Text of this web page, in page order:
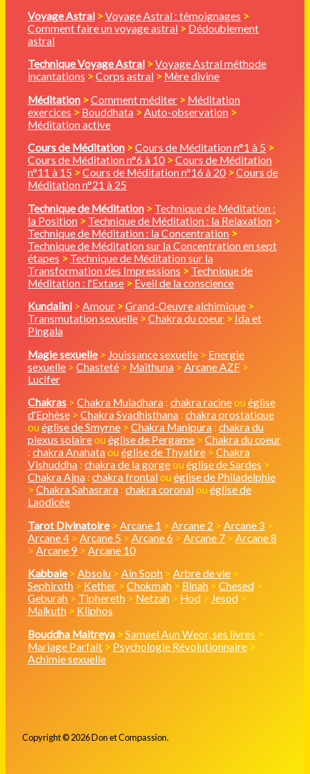
Voyage Astral >Voyage Astral : témoignages >
Comment faire un voyage astral > Dédoublement
astral
Technique Voyage Astral >Voyage Astral méthode
incantations >Corps astral > Mère divine
Méditation >Comment méditer > Méditation
exercices > Bouddhata >Auto-observation >
Méditation active
Cours de Méditation >Cours de Méditation n°1 à 5 >
Cours de Méditation n°6 à 10 >Cours de Méditation
n°11 à 15 >Cours de Méditation n°16 à 20 >Cours de
Méditation n°21 à 25
Technique de Méditation > Technique de Méditation :
la Position > Technique de Méditation : la Relaxation >
Technique de Méditation : la Concentration >
Technique de Méditation sur la Concentration en sept
étapes > Technique de Méditation sur la
Transformation des Impressions > Technique de
Méditation : l'Extase > Eveil de la conscience
Kundalini > Amour >Grand-Oeuvre alchimique >
Transmutation sexuelle >Chakra du coeur > Ida et
Pingala
Magie sexuelle> Jouissance sexuelle > Energie
sexuelle > Chasteté > Maïthuna > Arcane AZF >
Lucifer
Chakras > Chakra Muladhara : chakra racineou église
d'Ephèse > Chakra Svadhisthana : chakra prostatique
ou église de Smyrne > Chakra Manipura : chakra du
plexus solaireou église de Pergame > Chakra du coeur
: chakra Anahata ou église de Thyatire > Chakra
Vishuddha : chakra de la gorge ou église de Sardes >
Chakra Ajna : chakra frontal ou église de Philadelphie
> Chakra Sahasrara : chakra coronal ou église de
Laodicée
Tarot Divinatoire > Arcane 1 > Arcane 2 > Arcane 3 >
Arcane 4 > Arcane 5 > Arcane 6 > Arcane 7 > Arcane 8
> Arcane 9 > Arcane 10
Kabbale> Absolu > Ain Soph > Arbre de vie >
Sephiroth > Kether > Chokmah > Binah > Chesed >
Geburah > Tiphereth > Netzah > Hod > Jesod >
Malkuth > Kliphos
Bouddha Maitreya >Samael Aun Weor, ses livres >
Mariage Parfait > Psychologie Révolutionnaire >
Achimie sexuelle
Copyright © 2026 Don et Compassion.